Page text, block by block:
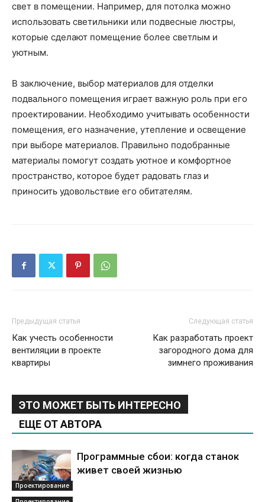
свет в помещении. Например, для потолка можно
использовать светильники или подвесные люстры,
которые сделают помещение более светлым и
уютным.
В заключение, выбор материалов для отделки
подвального помещения играет важную роль при его
проектировании. Необходимо учитывать особенности
помещения, его назначение, утепление и освещение
при выборе материалов. Правильно подобранные
материалы помогут создать уютное и комфортное
пространство, которое будет радовать глаз и
приносить удовольствие его обитателям.
Предыдущая статья
Как учесть особенности
вентиляции в проекте
квартиры
Следующая статья
Как разработать проект
загородного дома для
зимнего проживания
ЭТО МОЖЕТ БЫТЬ ИНТЕРЕСНО
ЕЩЕ ОТ АВТОРА
Проектирование
Программные сбои: когда станок
живет своей жизнью